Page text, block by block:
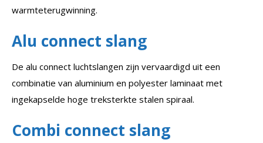
warmteterugwinning.
Alu connect slang
De alu connect luchtslangen zijn vervaardigd uit een
combinatie van aluminium en polyester laminaat met
ingekapselde hoge treksterkte stalen spiraal.
Combi connect slang